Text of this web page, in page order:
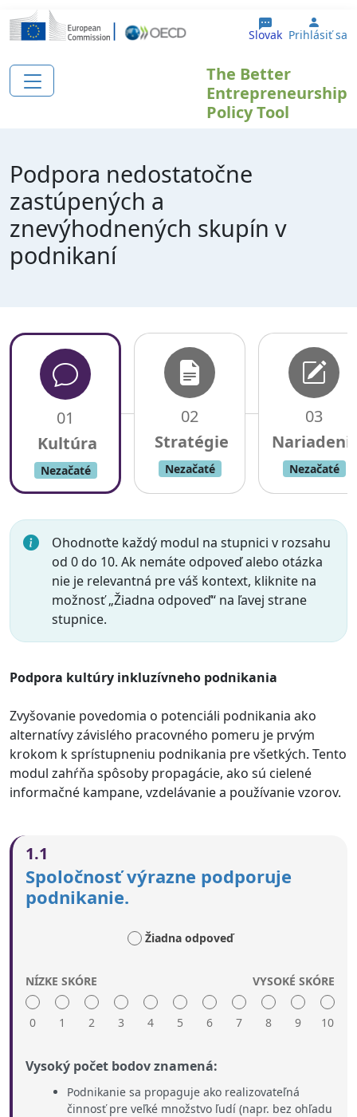
Skočiť na hlavný obsah
Slovak User
Prihlásiť sa
The Better
Entrepreneurship
Policy Tool
Podpora nedostatočne
zastúpených a
znevýhodnených skupín v
podnikaní
01
Nezačaté
02
Nezačaté
03
Nezačaté
Ohodnoťte každý modul na stupnici v rozsahu
od 0 do 10. Ak nemáte odpoveď alebo otázka
nie je relevantná pre váš kontext, kliknite na
možnosť „Žiadna odpoveď“ na ľavej strane
stupnice.
Podpora kultúry inkluzívneho podnikania
Zvyšovanie povedomia o potenciáli podnikania ako
alternatívy závislého pracovného pomeru je prvým
krokom k sprístupneniu podnikania pre všetkých. Tento
modul zahŕňa spôsoby propagácie, ako sú cielené
informačné kampane, vzdelávanie a používanie vzorov.
1.1
Spoločnosť výrazne podporuje
podnikanie.
Žiadna odpoveď
NÍZKE SKÓRE
0 1 2 3 4 5 6 7 8 9
VYSOKÉ SKÓRE
10
Vysoký počet bodov znamená:
Podnikanie sa propaguje ako realizovateľná
činnosť pre veľké množstvo ľudí (napr. bez ohľadu